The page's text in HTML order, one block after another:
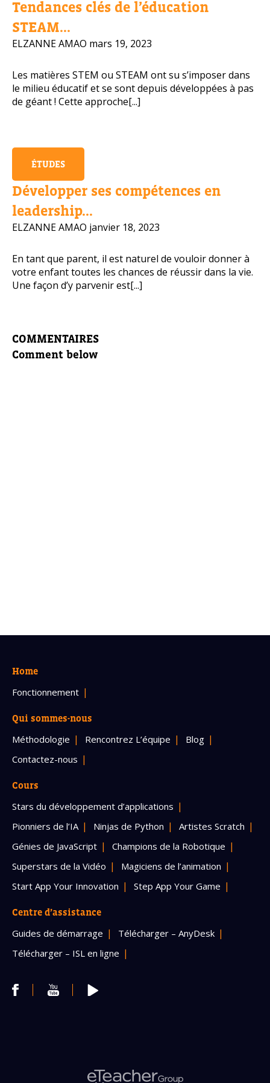
Tendances clés de l’éducation
STEAM...
ELZANNE AMAO mars 19, 2023
Les matières STEM ou STEAM ont su s’imposer dans
le milieu éducatif et se sont depuis développées à pas
de géant ! Cette approche[...]
ÉTUDES
Développer ses compétences en
leadership...
ELZANNE AMAO janvier 18, 2023
En tant que parent, il est naturel de vouloir donner à
votre enfant toutes les chances de réussir dans la vie.
Une façon d’y parvenir est[...]
COMMENTAIRES
Comment below
Home
Fonctionnement
Qui sommes-nous
Méthodologie Rencontrez L’équipe
Blog
Contactez-nous
Cours
Stars du développement d’applications
Pionniers de l’IA
Ninjas de Python
Artistes Scratch
Génies de JavaScript
Champions de la Robotique
Superstars de la Vidéo
Magiciens de l’animation
Start App Your Innovation
Step App Your Game
Centre d’assistance
Guides de démarrage
Télécharger – AnyDesk
Télécharger – ISL en ligne
Numéro de téléphone portable
Politique de confidentialité